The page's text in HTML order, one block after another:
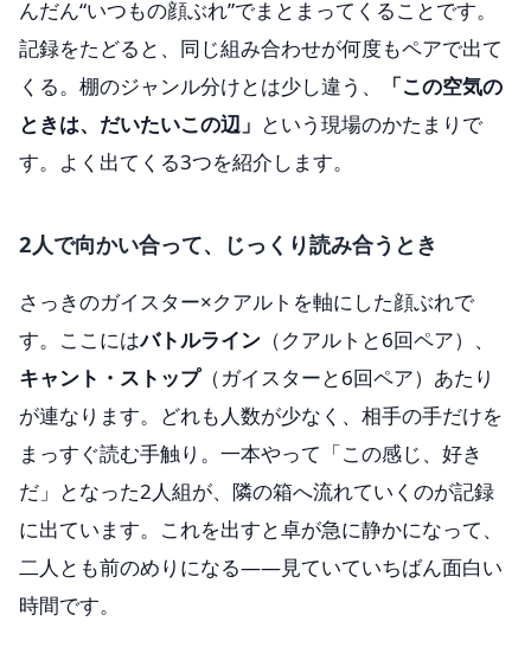
んだん“いつもの顔ぶれ”でまとまってくることです。
記録をたどると、同じ組み合わせが何度もペアで出て
くる。棚のジャンル分けとは少し違う、
「この空気の
ときは、だいたいこの辺」 という現場のかたまりで
す。よく出てくる3つを紹介します。
2人で向かい合って、じっくり読み合うとき
さっきのガイスター×クアルトを軸にした顔ぶれで
す。ここにはバトルライン （クアルトと6回ペア）、
キャント・ストップ（ガイスターと6回ペア）あたり
が連なります。どれも人数が少なく、相手の手だけを
まっすぐ読む手触り。一本やって「この感じ、好き
だ」となった2人組が、隣の箱へ流れていくのが記録
に出ています。これを出すと卓が急に静かになって、
二人とも前のめりになる——見ていていちばん面白い
時間です。